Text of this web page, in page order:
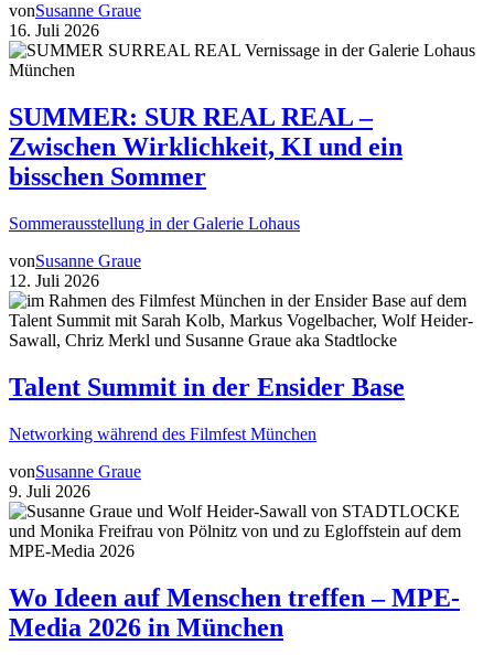
vonSusanne Graue
16. Juli 2026
SUMMER: SUR REAL REAL –
Zwischen Wirklichkeit, KI und ein
bisschen Sommer
Sommerausstellung in der Galerie Lohaus
vonSusanne Graue
12. Juli 2026
Talent Summit in der Ensider Base
Networking während des Filmfest München
vonSusanne Graue
9. Juli 2026
Wo Ideen auf Menschen treffen – MPE-
Media 2026 in München